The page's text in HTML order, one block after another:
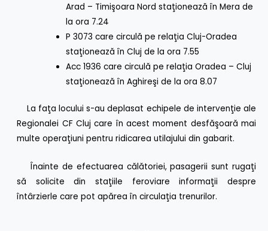
Arad – Timişoara Nord staţionează în Mera de
la ora 7.24
P 3073 care circulă pe relaţia Cluj-Oradea
staţionează în Cluj de la ora 7.55
Acc 1936 care circulă pe relaţia Oradea – Cluj
staţionează în Aghireşi de la ora 8.07
La faţa locului s-au deplasat echipele de intervenţie ale
Regionalei CF Cluj care în acest moment desfăşoară mai
multe operaţiuni pentru ridicarea utilajului din gabarit.
Înainte de efectuarea călătoriei, pasagerii sunt rugaţi
să solicite din staţiile feroviare informaţii despre
întârzierle care pot apărea în circulaţia trenurilor.